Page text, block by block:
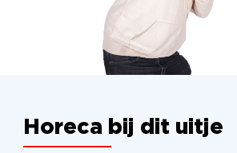
Horeca bij dit uitje